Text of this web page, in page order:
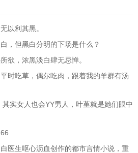
以利其黑。
，但黑白分明的下场是什么？
欲，浓黑淡白肆无忌惮。
时吃草，偶尔吃肉，跟着我的羊群有汤
实女人也会YY男人，叶堇就是她们眼中
医生呕心沥血创作的都市言情小说，重